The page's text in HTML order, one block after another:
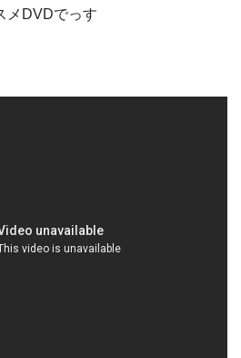
メDVDでっす